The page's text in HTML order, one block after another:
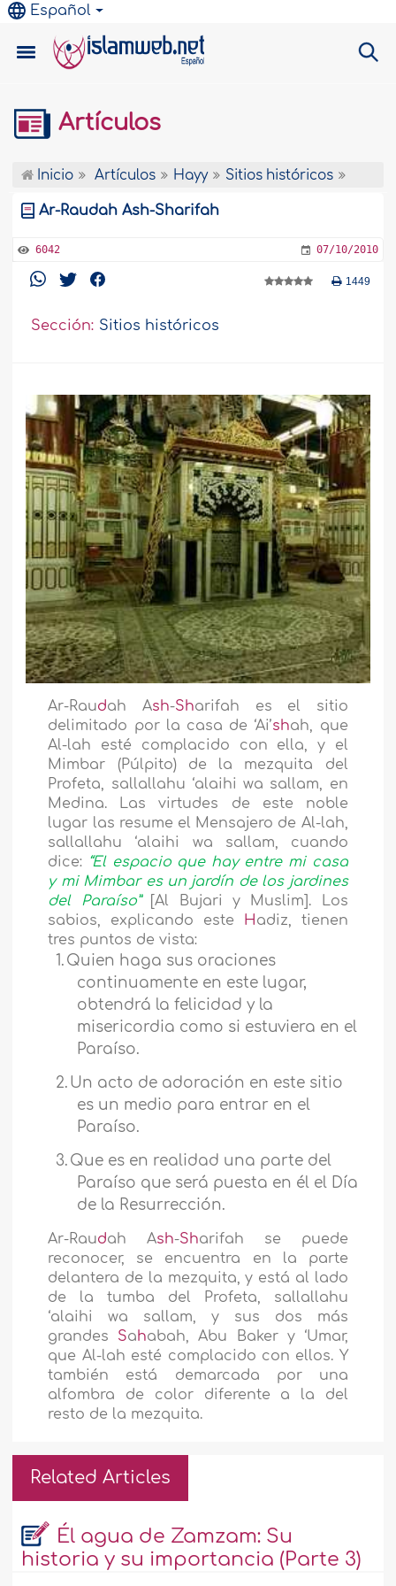
Español
Artículos
Inicio Artículos Hayy Sitios históricos
Ar-Raudah Ash-Sharifah
6042 07/10/2010
1449
Sección: Sitios históricos
Ar-Raudah Ash-Sharifah es el sitio
delimitado por la casa de ‘Ai’shah, que
Al-lah esté complacido con ella, y el
Mimbar (Púlpito) de la mezquita del
Profeta, sallallahu ‘alaihi wa sallam, en
Medina. Las virtudes de este noble
lugar las resume el Mensajero de Al-lah,
sallallahu ‘alaihi wa sallam, cuando
dice: “El espacio que hay entre mi casa
y mi Mimbar es un jardín de los jardines
del Paraíso”[Al Bujari y Muslim]. Los
sabios, explicando este Hadiz, tienen
tres puntos de vista:
1. Quien haga sus oraciones
continuamente en este lugar,
obtendrá la felicidad y la
misericordia como si estuviera en el
Paraíso.
2. Un acto de adoración en este sitio
es un medio para entrar en el
Paraíso.
3. Que es en realidad una parte del
Paraíso que será puesta en él el Día
de la Resurrección.
Ar-Raudah Ash-Sharifah se puede
reconocer, se encuentra en la parte
delantera de la mezquita, y está al lado
de la tumba del Profeta, sallallahu
‘alaihi wa sallam, y sus dos más
grandes Sahabah, Abu Baker y ‘Umar,
que Al-lah esté complacido con ellos. Y
también está demarcada por una
alfombra de color diferente a la del
resto de la mezquita.
Related Articles
Él agua de Zamzam: Su
historia y su importancia (Parte 3)